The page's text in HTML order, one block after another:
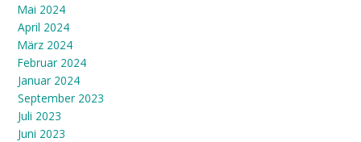
Mai 2024
April 2024
März 2024
Februar 2024
Januar 2024
September 2023
Juli 2023
Juni 2023